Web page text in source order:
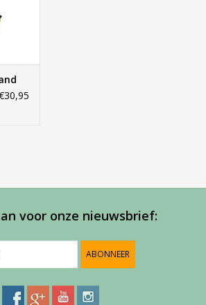
voor onze nieuwsbrief:
ABONNEER